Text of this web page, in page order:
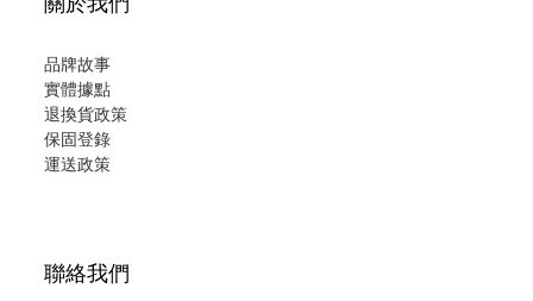
品牌故事
實體據點
退換貨政策
保固登錄
運送政策
聯絡我們